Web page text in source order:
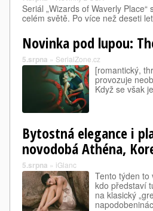
Seriál „Wizards of Waverly
celém světě. Po více než deseti
Novinka pod lupou:
5.srpna » SerialZone.cz
[romantický,
provozuje
Když se však
Bytostná elegance i
novodobá Athéna,
5.srpna » iGlanc
Tento týden to
kdo představí
na klasický